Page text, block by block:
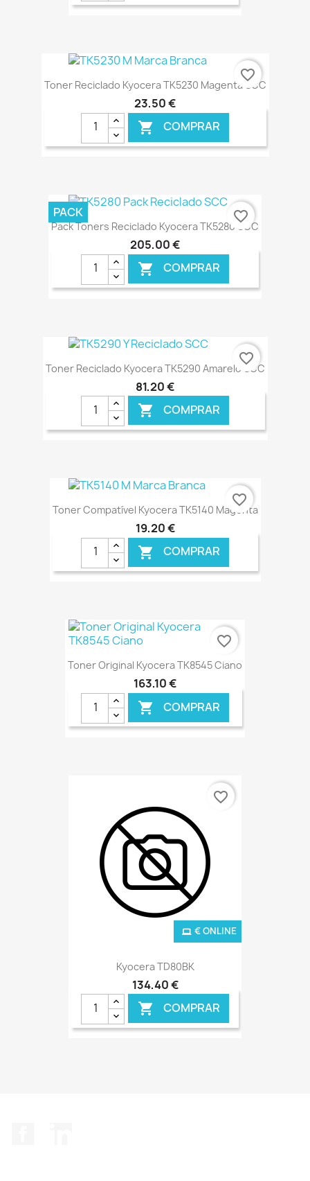
€ ONLINE
Toner Reciclado Kyocera TK5230 Magenta SCC
23,50 €
 COMPRAR
€ ONLINE
favorite_border
Pack Toners Reciclado Kyocera TK5280 SCC
205,00 €
 COMPRAR
€ ONLINE
PACK favorite_border
Toner Reciclado Kyocera TK5290 Amarelo SCC
81,20 €
 COMPRAR
€ ONLINE
favorite_border
Toner Compatível Kyocera TK5140 Magenta
19,20 €
 COMPRAR
€ ONLINE
favorite_border
Toner Original Kyocera TK8545 Ciano
163,10 €
 COMPRAR
favorite_border
Kyocera TD80BK
134,40 €
 COMPRAR
€ ONLINE
favorite_border